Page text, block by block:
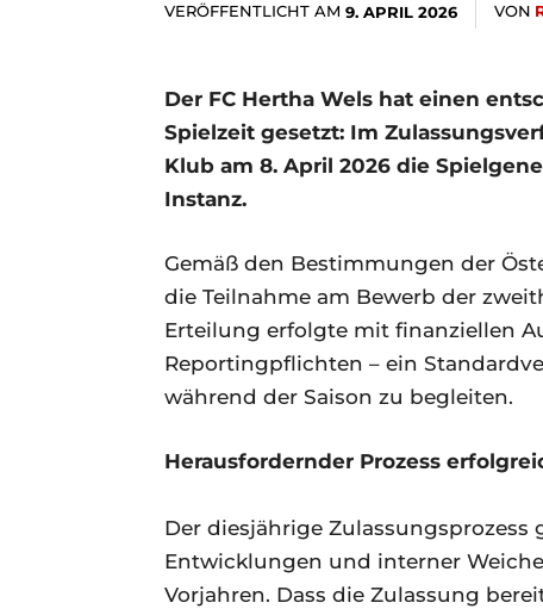
VERÖFFENTLICHT AM 9. APRIL 2026 VON
Der FC Hertha Wels hat einen
Spielzeit gesetzt: Im
Klub am 8. April 2026 die
Instanz.
Gemäß den Bestimmungen der
die Teilnahme am Bewerb der
Erteilung erfolgte mit finanziellen
Reportingpflichten – ein
während der Saison zu begleiten.
Herausfordernder Prozess
Der diesjährige
Entwicklungen und interner
Vorjahren. Dass die Zulassung